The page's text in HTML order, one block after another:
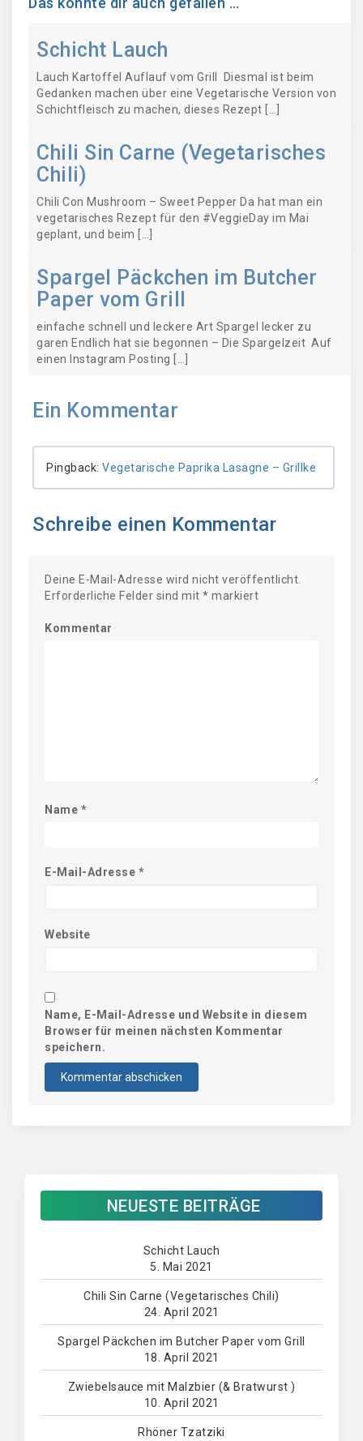
Schicht Lauch
Lauch Kartoffel Auflauf vom Grill Diesmal ist beim
Gedanken machen über eine Vegetarische Version von
Schichtfleisch zu machen, dieses Rezept […]
Chili Sin Carne (Vegetarisches
Chili)
Chili Con Mushroom – Sweet Pepper Da hat man ein
vegetarisches Rezept für den #VeggieDay im Mai
geplant, und beim […]
Spargel Päckchen im Butcher
Paper vom Grill
einfache schnell und leckere Art Spargel lecker zu
garen Endlich hat sie begonnen – Die Spargelzeit Auf
einen Instagram Posting […]
Ein Kommentar
Pingback: Vegetarische Paprika Lasagne – Grillke
Schreibe einen Kommentar
Deine E-Mail-Adresse wird nicht veröffentlicht.
Erforderliche Felder sind mit * markiert
Kommentar
Name *
E-Mail-Adresse *
Website
Name, E-Mail-Adresse und Website in diesem
Browser für meinen nächsten Kommentar
speichern.
NEUESTE BEITRÄGE
Schicht Lauch
5. Mai 2021
Chili Sin Carne (Vegetarisches Chili)
24. April 2021
Spargel Päckchen im Butcher Paper vom Grill
18. April 2021
Zwiebelsauce mit Malzbier (& Bratwurst )
10. April 2021
Rhöner Tzatziki